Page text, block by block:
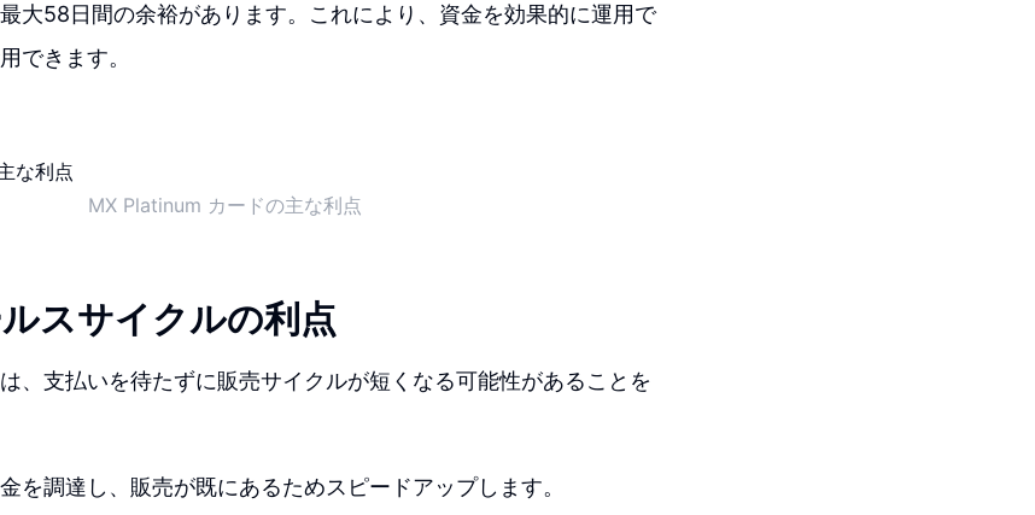
大58日間の余裕があります。これにより、資金を効果的に運用で
できます。
MX Platinum カードの主な利点
スサイクルの利点
、支払いを待たずに販売サイクルが短くなる可能性があることを
を調達し、販売が既にあるためスピードアップします。